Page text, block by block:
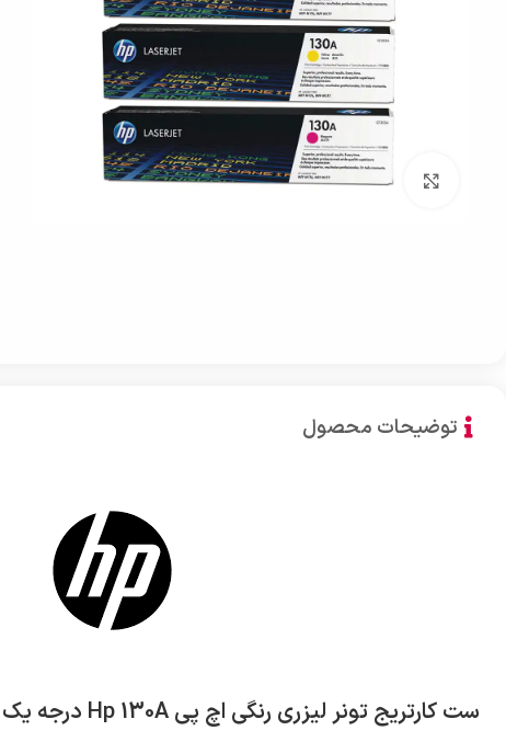
بزرگنمایی تصویر
توضیحات محصول
ست کارتریج تونر لیزری رنگی اچ پی Hp 130A درجه یک با گارانتی تعویض